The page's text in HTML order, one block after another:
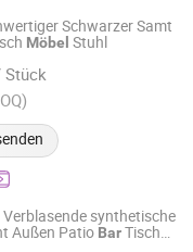
Schwarzer Samt
Möbel Stuhl
Stück
Verblasende synthetische
Außen Patio BarTisch